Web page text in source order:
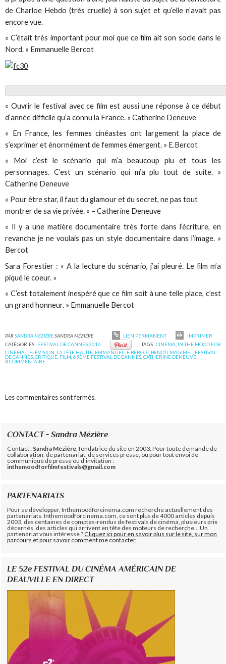
de Charloe Hebdo (très cruelle) à son sujet et qu’elle n’avait pas
encore vue.
« C’était très important pour moi que ce film ait son socle dans le
Nord. » Emmanuelle Bercot
« Ouvrir le festival avec ce film est aussi une réponse à ce début
d’année difficile qu’a connu la France. » Catherine Deneuve
« En France, les femmes cinéastes ont largement la place de
s’exprimer et énormément de femmes émergent. » E.Bercot
« Moi c’est le scénario qui m’a beaucoup plu et tous les
personnages. C’est un scénario qui m’a plu tout de suite. »
Catherine Deneuve
« Pour être star, il faut du glamour et du secret, ne pas tout
montrer de sa vie privée. » – Catherine Deneuve
« Il y a une matière documentaire très forte dans l’écriture, en
revanche je ne voulais pas un style documentaire dans l’image. »
Bercot
Sara Forestier : « A la lecture du scénario, j’ai pleuré. Le film m’a
piqué le coeur. »
« C’est totalement inespéré que ce film soit à une telle place, c’est
un grand honneur. » Emmanuelle Bercot
PARSANDRA MÉZIÈRESANDRA MÉZIÈRE LIEN PERMANENT
IMPRIMER
CATÉGORIES : FESTIVAL DE CANNES 2016 TAGS :CINÉMA IN THE MOOD FOR
CINÉMA ,TÉLÉVISION LA TÊTE HAUTE EMMANUELLE BERCOT, BENOÎT MAGIMEL FESTIVAL
DE CANNES ,CRITIQUE FILM ,69ÈME FESTIVAL DE CANNES ,CATHERINE DENEUVE
0COMMENTAIRE
Les commentaires sont fermés.
CONTACT - Sandra Mézière
Contact : Sandra Mézière , fondatrice du site en 2003. Pour toute demande de
collaboration, de partenariat, de services presse, ou pour tout envoi de
communiqué de presse ou d'invitation :
inthemoodforfilmfestivals@gmail.com
PARTENARIATS
Pour se développer, Inthemoodforcinema.com recherche actuellement des
partenariats. Inthemoodforcinema.com, ce sont plus de 4000 articles depuis
2003, des centaines de comptes-rendus de festivals de cinéma, plusieurs prix
décernés, des articles qui arrivent en tête des moteurs de recherche... Un
partenariat vous intéresse ?Cliquez ici pour en savoir plus sur le site, sur mon
parcours et pour savoir comment me contacter.
LE 52e FESTIVAL DU CINÉMA AMÉRICAIN DE
DEAUVILLE EN DIRECT